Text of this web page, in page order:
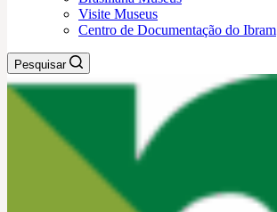
Visite Museus
Centro de Documentação do Ibram
Pesquisar